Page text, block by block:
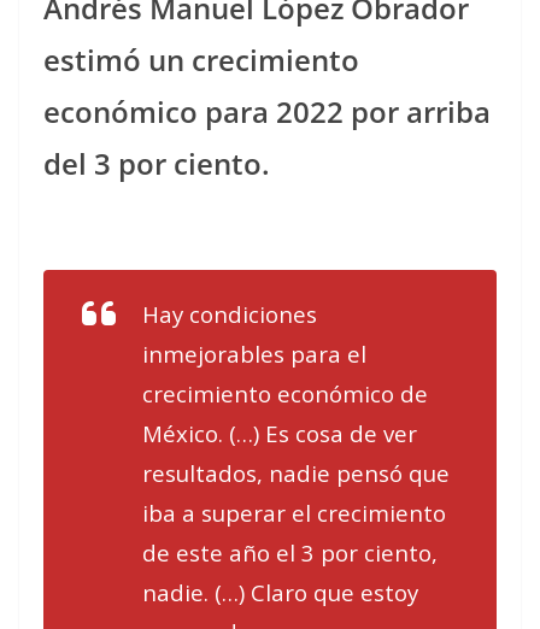
estimó un crecimiento
económico para 2022 por arriba
del 3 por ciento.
Hay condiciones
inmejorables para el
crecimiento económico de
México. (…) Es cosa de ver
resultados, nadie pensó que
iba a superar el crecimiento
de este año el 3 por ciento,
nadie. (…) Claro que estoy